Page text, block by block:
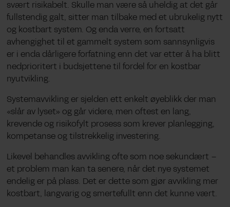
svært risikabelt. Skulle man være så uheldig at det går
fullstendig galt, sitter man tilbake med et ubrukelig nytt
og kostbart system. Og enda verre, en fortsatt
avhengighet til et gammelt system som sannsynligvis
er i enda dårligere forfatning enn det var etter å ha blitt
nedprioritert i budsjettene til fordel for en kostbar
nyutvikling.
Systemavvikling er sjelden ett enkelt øyeblikk der man
«slår av lyset» og går videre, men oftest en lang,
krevende og risikofylt prosess som krever planlegging,
kompetanse og tilstrekkelig investering.
Likevel behandles avvikling ofte som noe sekundært –
et problem man kan ta senere, når det nye systemet
endelig er på plass. Det er dette som gjør avvikling mer
kostbart, langvarig og smertefullt enn det kunne vært.